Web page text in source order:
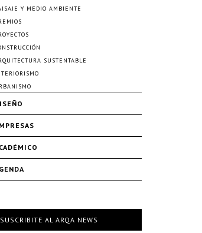
Y MEDIO AMBIENTE
SUSTENTABLE
SUSCRIBITE AL ARQA NEWS